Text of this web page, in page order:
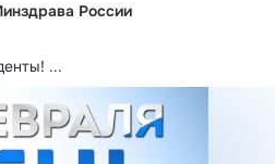
России
...